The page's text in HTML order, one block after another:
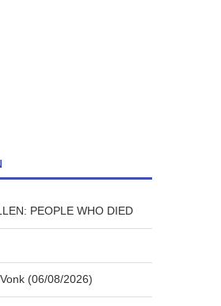
PEOPLE WHO DIED
(06/08/2026)